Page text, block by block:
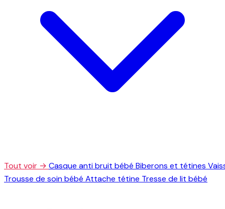
Tout voir → Casque anti bruit bébé Biberons et tétines
Trousse de soin bébé Attache tétine Tresse de lit bébé